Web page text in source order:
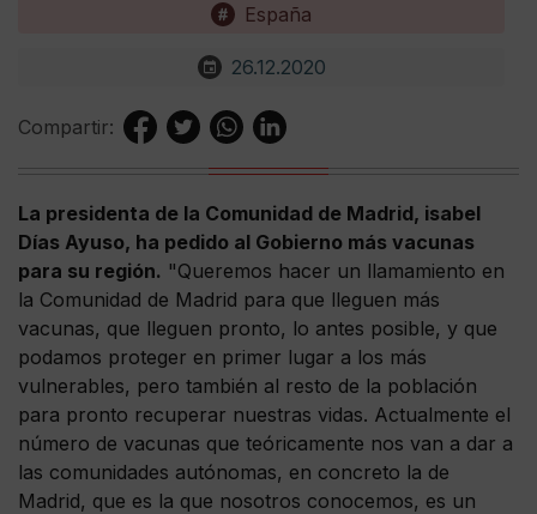
España
26.12.2020
Compartir:
La presidenta de la Comunidad de Madrid, isabel
Días Ayuso, ha pedido al Gobierno más vacunas
para su región. "Queremos hacer un llamamiento en
la Comunidad de Madrid para que lleguen más
vacunas, que lleguen pronto, lo antes posible, y que
podamos proteger en primer lugar a los más
vulnerables, pero también al resto de la población
para pronto recuperar nuestras vidas. Actualmente el
número de vacunas que teóricamente nos van a dar a
las comunidades autónomas, en concreto la de
Madrid, que es la que nosotros conocemos, es un